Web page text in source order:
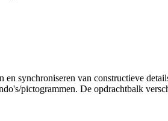
synchroniseren van constructieve
pictogrammen. De opdrachtbalk